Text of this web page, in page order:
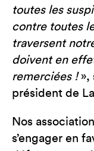
toutes les
contre toutes
traversent
doivent en
remerciées !»,
président de
Nos
s’engager en